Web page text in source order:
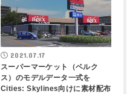
2021.07.17
スーパーマーケット（ベルク
ス）のモデルデータ一式を
Cities: Skylines向けに素材配布